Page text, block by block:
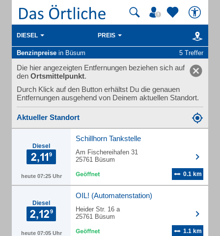
DIESEL PREIS
Benzinpreise in Büsum 5 Treffer
Die hier angezeigten Entfernungen beziehen sich auf
den Ortsmittelpunkt.
Durch Klick auf den Button erhältst Du die genauen
Entfernungen ausgehend von Deinem aktuellen Standort.
Aktueller Standort
Diesel
heute 07:25 Uhr
Schillhorn Tankstelle
Am Fischereihafen 31
25761 Büsum
0.1 km
Diesel
heute 07:05 Uhr
OIL! (Automatenstation)
Heider Str. 16 a
25761 Büsum
1.1 km